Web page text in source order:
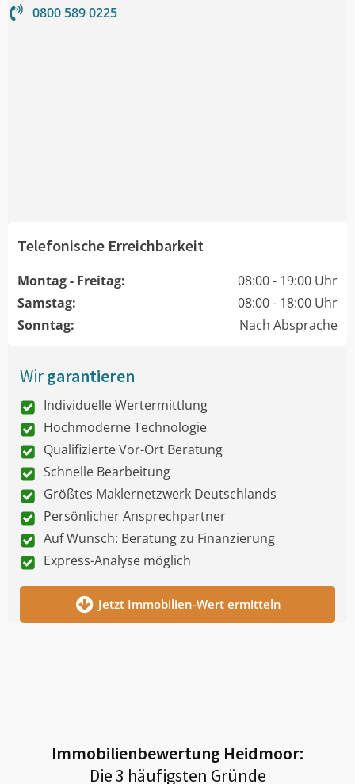
0800 589 0225
Telefonische Erreichbarkeit
Montag - Freitag:
08:00 - 19:00 Uhr
Samstag:
08:00 - 18:00 Uhr
Sonntag:
Nach Absprache
Wirgarantieren
Individuelle Wertermittlung
Hochmoderne Technologie
Qualifizierte Vor-Ort Beratung
Schnelle Bearbeitung
Größtes Maklernetzwerk Deutschlands
Persönlicher Ansprechpartner
Auf Wunsch: Beratung zu Finanzierung
Express-Analyse möglich
Jetzt Immobilien-Wert ermitteln
Immobilienbewertung Heidmoor:
Die 3 häufigsten Gründe